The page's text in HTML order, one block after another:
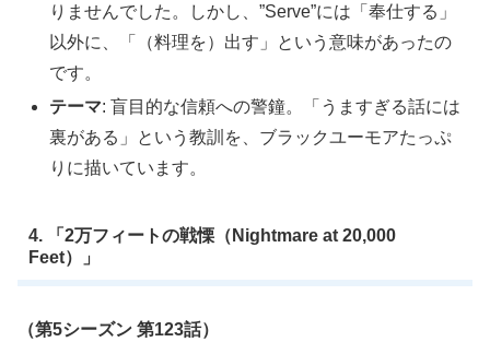
りませんでした。しかし、”Serve”には「奉仕する」
以外に、「（料理を）出す」という意味があったの
です。
テーマ: 盲目的な信頼への警鐘。「うますぎる話には
裏がある」という教訓を、ブラックユーモアたっぷ
りに描いています。
4. 「2万フィートの戦慄（Nightmare at 20,000
Feet）」
（第5シーズン 第123話）